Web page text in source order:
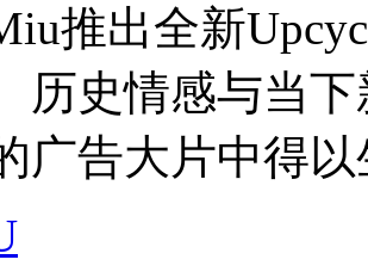
推出全新
历史情感与当
广告大片中得以